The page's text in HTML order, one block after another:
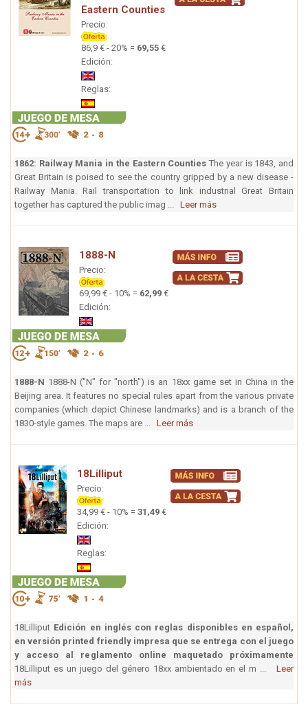
Eastern Counties
Precio:
86,9 € - 20% = 69,55 €
Edición:
Reglas:
1862: Railway Mania in the Eastern Counties The year is 1843, and
Great Britain is poised to see the country gripped by a new disease -
Railway Mania. Rail transportation to link industrial Great Britain
together has captured the public imag ... Leer más
1888-N
Precio:
69,99 € - 10% = 62,99 €
Edición:
1888-N 1888-N ("N" for "north") is an 18xx game set in China in the
Beijing area. It features no special rules apart from the various private
companies (which depict Chinese landmarks) and is a branch of the
1830-style games. The maps are ... Leer más
18Lilliput
Precio:
34,99 € - 10% = 31,49 €
Edición:
Reglas:
18Lilliput Edición en inglés con reglas disponibles en español,
en versión printed friendly impresa que se entrega con el juego
y acceso al reglamento online maquetado próximamente
18Lilliput es un juego del género 18xx ambientado en el m ... Leer
más